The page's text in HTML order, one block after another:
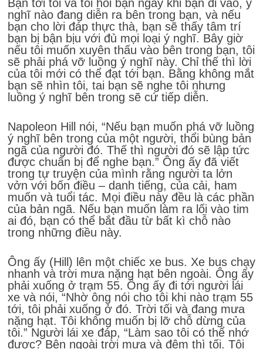
Bạn tới tôi và tôi hỏi bạn ngay khi bạn đi vào, ý
nghĩ nào đang diễn ra bên trong bạn, và nếu
bạn cho lời đáp thực thà, bạn sẽ thấy tâm trí
bạn bị bận bịu với đủ mọi loại ý nghĩ. Bây giờ
nếu tôi muốn xuyên thấu vào bên trong bạn, tôi
sẽ phải phá vỡ luồng ý nghĩ này. Chỉ thế thì lời
của tôi mới có thể đạt tới bạn. Bằng không mắt
bạn sẽ nhìn tôi, tai bạn sẽ nghe tôi nhưng
luồng ý nghĩ bên trong sẽ cứ tiếp diễn.
Napoleon Hill nói, “Nếu bạn muốn phá vỡ luồng
ý nghĩ bên trong của một người, thổi bùng bản
ngã của người đó. Thế thì người đó sẽ lập tức
được chuẩn bị để nghe bạn.” Ông ấy đã viết
trong tự truyện của mình rằng người ta lởn
vởn với bốn điều – danh tiếng, của cải, ham
muốn và tuổi tác. Mọi điều này đều là các phần
của bản ngã. Nếu bạn muốn làm ra lối vào tim
ai đó, bạn có thể bắt đầu từ bất kì chỗ nào
trong những điều này.
Ông ấy (Hill) lên một chiếc xe bus. Xe bus chạy
nhanh và trời mưa nặng hạt bên ngoài. Ông ấy
phải xuống ở trạm 55. Ông ấy đi tới người lái
xe và nói, “Nhờ ông nói cho tôi khi nào trạm 55
tới, tôi phải xuống ở đó. Trời tối và đang mưa
nặng hạt. Tôi không muốn bị lỡ chỗ dừng của
tôi.” Người lái xe đáp, “Làm sao tôi có thể nhớ
được? Bên ngoài trời mưa và đêm thì tối. Tôi